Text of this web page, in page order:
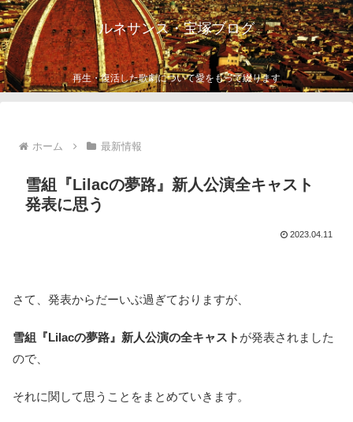
ルネサンス・宝塚ブログ
再生・復活した歌劇について愛をもって綴ります
ホーム 最新情報
雪組『Lilacの夢路』新人公演全キャスト
発表に思う
2023.04.11
さて、発表からだーいぶ過ぎておりますが、
雪組『Lilacの夢路』新人公演の全キャスト が発表されました
ので、
それに関して思うことをまとめていきます。